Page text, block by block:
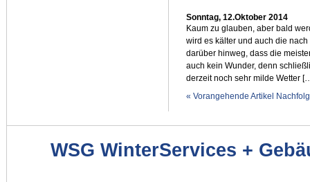
Sonntag, 12.Oktober 2014
Kaum zu glauben, aber bald
wird es kälter und auch die
darüber hinweg, dass die
auch kein Wunder, denn
derzeit noch sehr milde Wetter
« Vorangehende Artikel
WSG WinterServices +